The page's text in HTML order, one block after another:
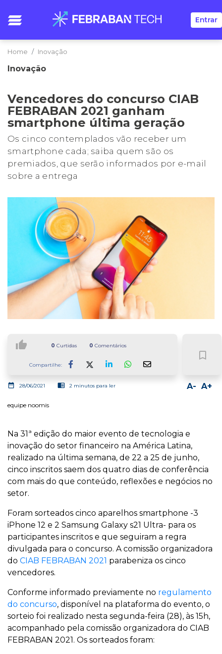
Entrar
Home Inovação
Inovação
Vencedores do concurso CIAB
FEBRABAN 2021 ganham
smartphone última geração
Os cinco contemplados vão receber um
smartphone cada; saiba quem são os
premiados, que serão informados por e-mail
sobre a entrega
thumb_up 0 Curtidas 0 Comentários
Compartilhe:
bookmark_border
date_range 28/06/2021 chrome_reader_mode 2 minutos para ler A+
A-
equipe noomis
Na 31ª edição do maior evento de tecnologia e
inovação do setor financeiro na América Latina,
realizado na última semana, de 22 a 25 de junho,
cinco inscritos saem dos quatro dias de conferência
com mais do que conteúdo, reflexões e negócios no
setor.
Foram sorteados cinco aparelhos smartphone -3
iPhone 12 e 2 Samsung Galaxy s21 Ultra- para os
participantes inscritos e que seguiram a regra
divulgada para o concurso. A comissão organizadora
do CIAB FEBRABAN 2021 parabeniza os cinco
vencedores.
Conforme informado previamente no regulamento
do concurso, disponível na plataforma do evento, o
sorteio foi realizado nesta segunda-feira (28), às 15h,
acompanhado pela comissão organizadora do CIAB
FEBRABAN 2021. Os sorteados foram: